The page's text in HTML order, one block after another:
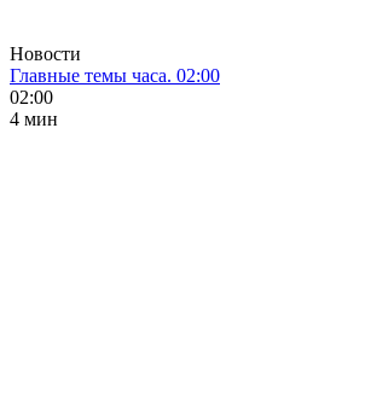
Новости
Главные темы часа. 02:00
02:00
4 мин